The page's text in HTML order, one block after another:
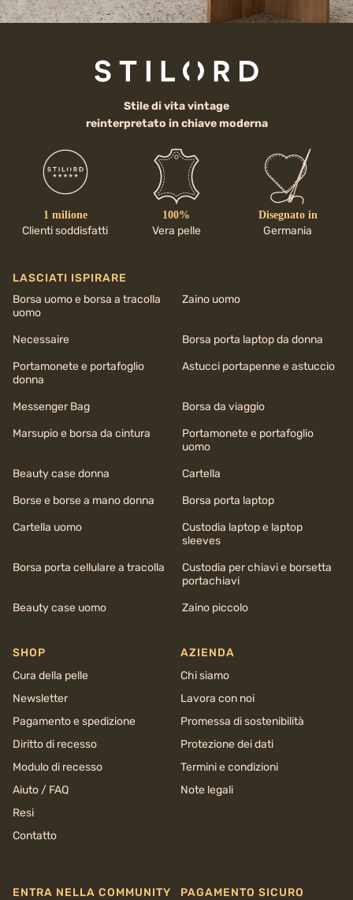
Stile di vita vintage
reinterpretato in chiave moderna
1 milione
Clienti soddisfatti
100%
Vera pelle
Disegnato in
Germania
LASCIATI ISPIRARE
Borsa uomo e borsa a tracolla
uomo
Zaino uomo
Necessaire
Borsa porta laptop da donna
Portamonete e portafoglio
donna
Astucci portapenne e astuccio
Messenger Bag
Borsa da viaggio
Marsupio e borsa da cintura
Portamonete e portafoglio
uomo
Beauty case donna
Cartella
Borse e borse a mano donna
Borsa porta laptop
Cartella uomo
Custodia laptop e laptop
sleeves
Borsa porta cellulare a tracolla
Custodia per chiavi e borsetta
portachiavi
Beauty case uomo
Zaino piccolo
SHOP
Cura della pelle
Newsletter
Pagamento e spedizione
Diritto di recesso
Modulo di recesso
Aiuto / FAQ
Resi
Contatto
AZIENDA
Chi siamo
Lavora con noi
Promessa di sostenibilità
Protezione dei dati
Termini e condizioni
Note legali
ENTRA NELLA COMMUNITY PAGAMENTO SICURO